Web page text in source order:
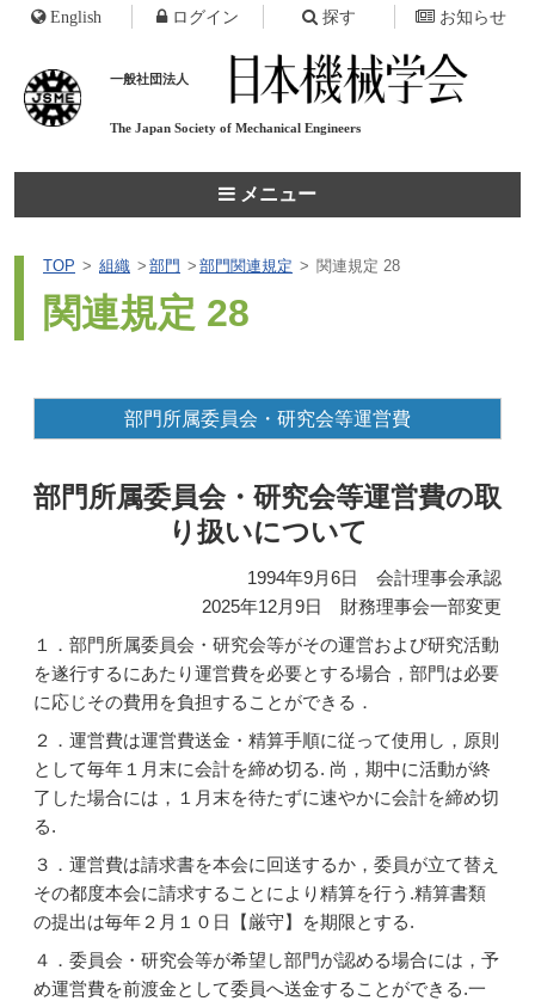
一般社団法人
The Japan Society of Mechanical Engineers
メニュー
English ログイン 探す お知らせ
TOP 組織 部門 部門関連規定 関連規定 28
関連規定 28
部門所属委員会・研究会等運営費
部門所属委員会・研究会等運営費の取
り扱いについて
1994年9月6日 会計理事会承認
2025年12月9日 財務理事会一部変更
１．部門所属委員会・研究会等がその運営および研究活動
を遂行するにあたり運営費を必要とする場合，部門は必要
に応じその費用を負担することができる．
２．運営費は運営費送金・精算手順に従って使用し，原則
として毎年１月末に会計を締め切る. 尚，期中に活動が終
了した場合には，１月末を待たずに速やかに会計を締め切
る.
３．運営費は請求書を本会に回送するか，委員が立て替え
その都度本会に請求することにより精算を行う.精算書類
の提出は毎年２月１０日【厳守】を期限とする.
４．委員会・研究会等が希望し部門が認める場合には，予
め運営費を前渡金として委員へ送金することができる.一